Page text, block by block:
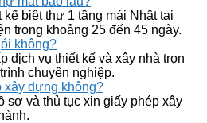
biệt thự 1 tầng mái Nhật tại
trong khoảng 25 đến 45 ngày.
không?
dịch vụ thiết kế và xây nhà trọn
chuyên nghiệp.
xây dựng không?
sơ và thủ tục xin giấy phép xây